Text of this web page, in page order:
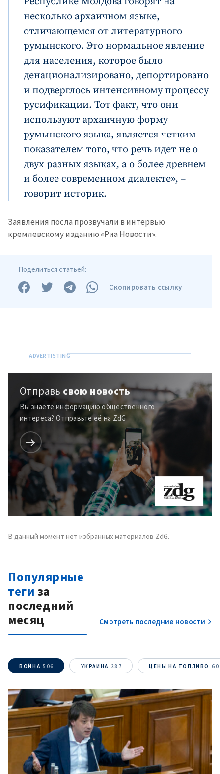
Отправить
О ZDG
în Română in English
несколько архаичном языке,
отличающемся от литературного
румынского. Это нормальное явление
для населения, которое было
денационализировано, депортировано
и подверглось интенсивному процессу
русификации. Тот факт, что они
используют архаичную форму
румынского языка, является четким
показателем того, что речь идет не о
двух разных языках, а о более древнем
и более современном диалекте», –
говорит историк.
Заявления посла прозвучали в интервью
кремлевскому изданию «Риа Новости».
Поделиться статьей:
Скопировать ссылку
Отправь свою новость
Вы знаете информацию общественного
интереса? Отправьте её на ZdG
В данный момент нет избранных материалов ZdG.
Популярные
теги за
последний
месяц
Смотреть последние новости
ВОЙНА 506 УКРАИНА 287 ЦЕНЫ НА ТОПЛИВО 60
МОЯ НОВОСТЬ
Заголовок новости
заголовок
Фотография
+ Загрузить
изображение
Ссылка на медиа
+ Добавить ссылку на
медиа